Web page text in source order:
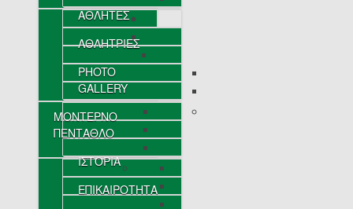
ΑΘΛΗΤΕΣ
ΑΘΛΗΤΡΙΕΣ
PHOTO
GALLERY
ΜΟΝΤΕΡΝΟ
ΠΕΝΤΑΘΛΟ
ΙΣΤΟΡΙΑ
ΕΠΙΚΑΙΡΟΤΗΤΑ